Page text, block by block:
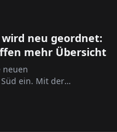
neu geordnet:
mehr Übersicht
neuen
ein. Mit der
und an die